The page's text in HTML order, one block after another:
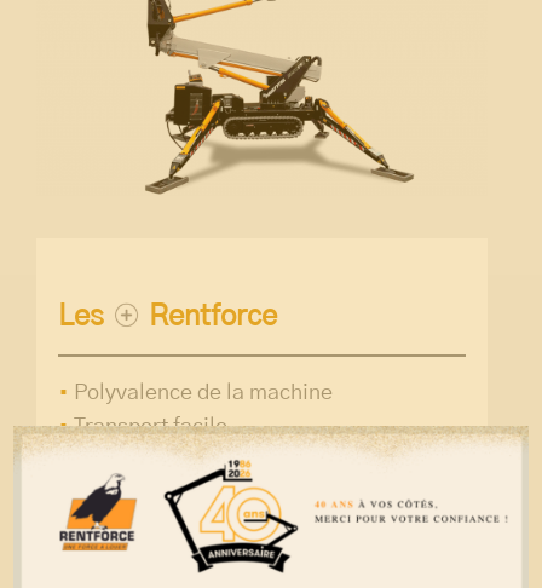
Les Rentforce
Polyvalence de la machine
Transport facile
Accessibilité des chantiers rendue
possible
Capable de travailler en électrique pour
éviter toute nuisance sonore et émissions